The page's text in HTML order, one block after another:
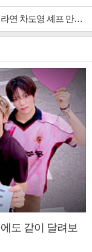
차도영 셰프 만난다
도 같이 달려보